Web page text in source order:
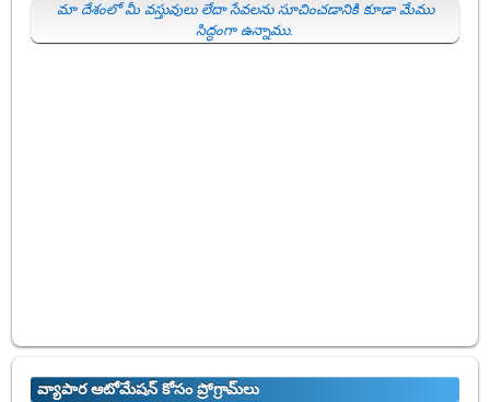
మా దేశంలో మీ వస్తువులు లేదా సేవలను సూచించడానికి కూడా మేము
సిద్ధంగా ఉన్నాము.
వ్యాపార ఆటోమేషన్ కోసం ప్రోగ్రామ్‌లు